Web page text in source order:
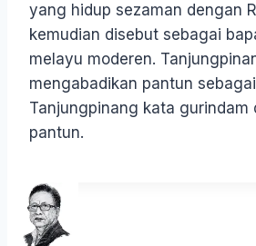
yang hidup sezaman dengan
kemudian disebut sebagai
melayu moderen.
mengabadikan pantun
Tanjungpinang kata gurindam
pantun.